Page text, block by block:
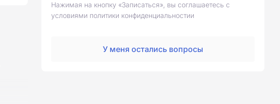
Нажимая на кнопку «Записаться», вы соглашаетесь с
условиями политики конфиденциальностии
У меня остались вопросы